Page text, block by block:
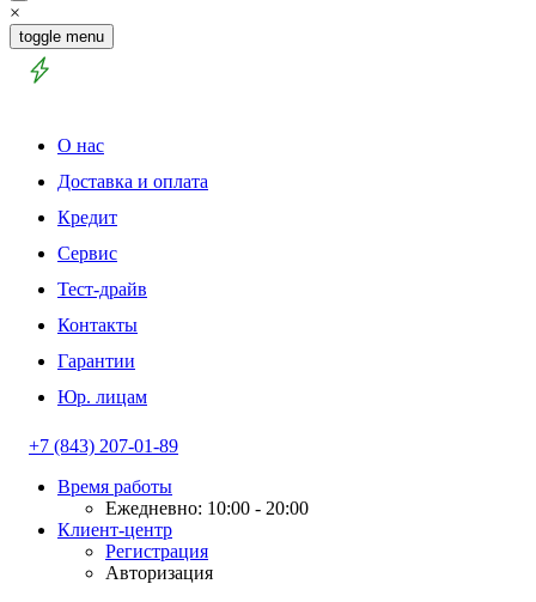
×
toggle menu
О нас
Доставка и оплата
Кредит
Сервис
Тест-драйв
Контакты
Гарантии
Юр. лицам
+7 (843) 207-01-89
Время работы
Ежедневно: 10:00 - 20:00
Клиент-центр
Регистрация
Авторизация